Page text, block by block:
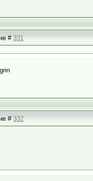
#331
#332